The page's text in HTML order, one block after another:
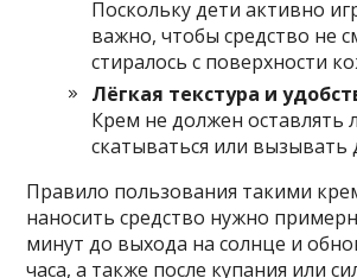
Поскольку дети активно
важно, чтобы средство не
стиралось с поверхности
Лёгкая текстура и
Крем не должен оставлять
скатываться или вызывать
Правило пользования такими
наносить средство нужно
минут до выхода на солнце и
часа, а также после купания или